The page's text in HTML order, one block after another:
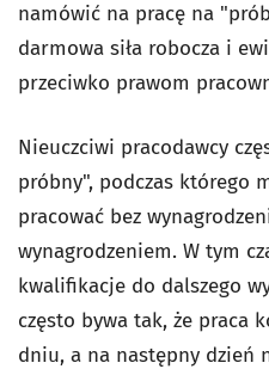
namówić na pracę na
darmowa siła robocza i
przeciwko prawom
Nieuczciwi pracodawcy
próbny", podczas którego
pracować bez
wynagrodzeniem. W tym
kwalifikacje do dalszego
często bywa tak, że praca
dniu, a na następny dzień